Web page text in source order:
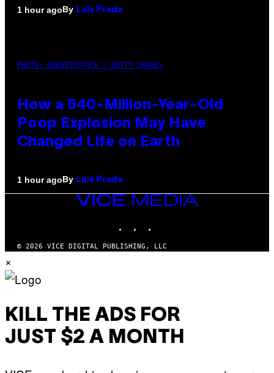
1 hour agoBy Luis Prada
PHOTO: DBENITOSTOCK / GETTY IMAGES
How a 540-Million-Year-Old
Poop Explosion May Have
Changed Life on Earth
1 hour agoBy Luis Prada
VICE
© 2026 VICE DIGITAL PUBLISHING, LLC
×
KILL THE ADS FOR
JUST $2 A MONTH